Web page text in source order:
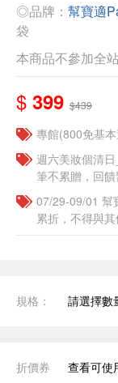
◎品牌： 幫寶適
袋
本商品不參加全
$ 399 $439
專館(800免基
週六美妝個清
筆不累贈，回
07/29-09/01 幫
累折，不得與
規格： 請選擇數
折價券 查看可使